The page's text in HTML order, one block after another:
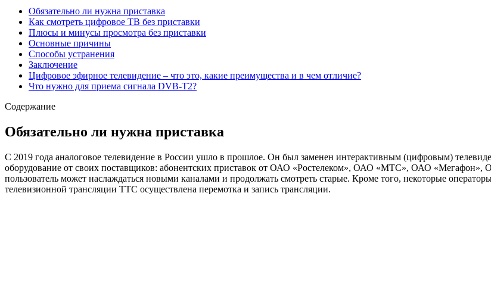
Обязательно ли нужна приставка
Как смотреть цифровое ТВ без приставки
Плюсы и минусы просмотра без приставки
Основные причины
Способы устранения
Заключение
Цифровое эфирное телевидение – что это, какие преимущества и в чем отличие?
Что нужно для приема сигнала DVB-T2?
Содержание
Обязательно ли нужна приставка
С 2019 года аналоговое телевидение в России ушло в прошлое. Он был заменен интерактивным (цифровым)
оборудование от своих поставщиков: абонентских приставок от ОАО «Ростелеком», ОАО «МТС», ОАО «Мегафон»,
пользователь может наслаждаться новыми каналами и продолжать смотреть старые. Кроме того, некоторые
телевизионной трансляции TTC осуществлена перемотка и запись трансляции.